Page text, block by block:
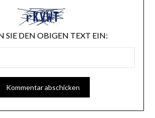
SIE DEN OBIGEN TEXT EIN: